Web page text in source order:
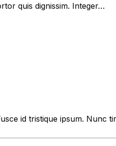
quis dignissim. Integer…
id tristique ipsum. Nunc